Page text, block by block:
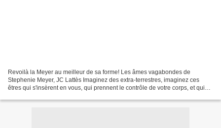
Revoilà la Meyer au meilleur de sa forme! Les âmes vagabondes de
Stephenie Meyer, JC Lattès Imaginez des extra-terrestres, imaginez ces
êtres qui s'insèrent en vous, qui prennent le contrôle de votre corps, et qui